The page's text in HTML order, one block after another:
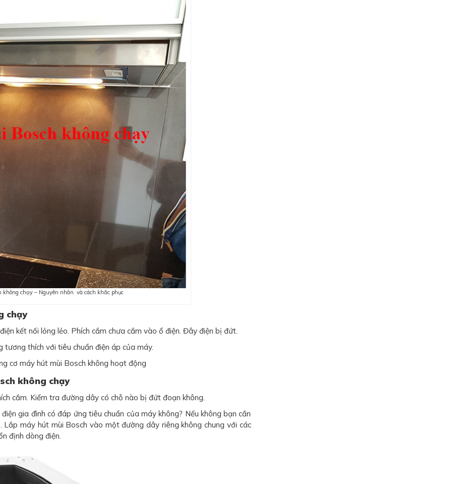
không chạy – Nguyên nhân và cách khắc phục
chạy
kết nối lỏng lẻo. Phích cắm chưa cắm vào ổ điện. Đây điện bị đứt.
tương thích với tiêu chuẩn điện áp của máy.
cơ máy hút mùi Bosch không hoạt động
không chạy
cắm. Kiểm tra đường dây có chỗ nào bị đứt đoạn không.
gia đình có đáp ứng tiêu chuẩn của máy không? Nếu không bạn cần
máy hút mùi Bosch vào một đường dây riêng không chung với các
định dòng điện.